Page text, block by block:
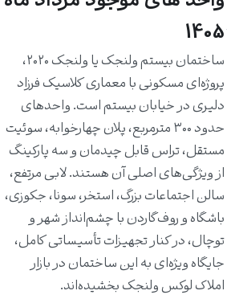
1405
ساختمان بیستم ولنجک یا ولنجک ۲۰۲۰،
پروژه‌ای مسکونی با معماری کلاسیک فرزاد
دلیری در خیابان بیستم است. واحدهای
حدود ۳۰۰ مترمربع، پلان چهارخوابه، سوئیت
مستقل، تراس قابل چیدمان و سه پارکینگ
از ویژگی‌های اصلی آن هستند. لابی مرتفع،
سالن اجتماعات بزرگ، استخر، سونا، جکوزی،
باشگاه و روف‌گاردن با چشم‌انداز شهر و
توچال، در کنار تجهیزات تأسیساتی کامل،
جایگاه ویژه‌ای به این ساختمان در بازار
املاک لوکس ولنجک بخشیده‌اند.